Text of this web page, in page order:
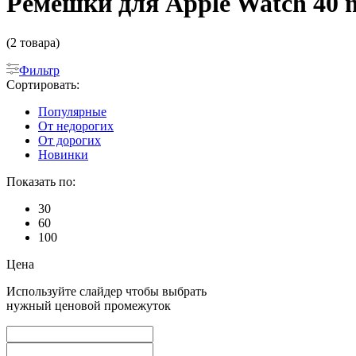
(2 товара)
Фильтр
Сортировать:
Популярные
От недорогих
От дорогих
Новинки
Показать по:
30
60
100
Цена
Используйте слайдер чтобы выбрать
нужный ценовой промежуток